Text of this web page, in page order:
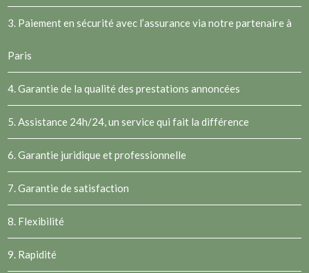
3. Paiement en sécurité avec l’assurance via notre partenaire à
Paris
4. Garantie de la qualité des prestations annoncées
5. Assistance 24h/24, un service qui fait la différence
6. Garantie juridique et professionnelle
7. Garantie de satisfaction
8. Flexibilité
9. Rapidité